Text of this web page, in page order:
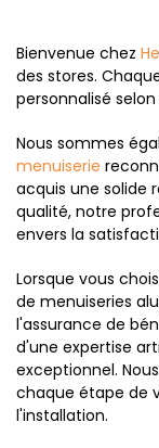
Bienvenue chez
des stores.
personnalisé
Nous sommes
menuiserie
acquis une solide
qualité, notre
envers la
Lorsque vous
de menuiseries
l'assurance de
d'une expertise
exceptionnel.
chaque étape de
l'installation.